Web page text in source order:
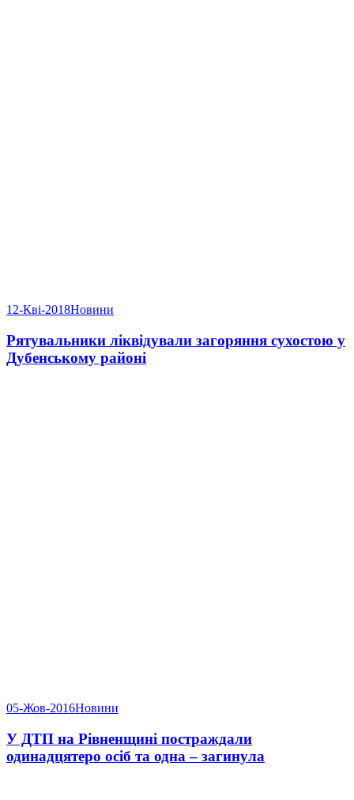
12-Кві-2018Новини
Рятувальники ліквідували загоряння сухостою у
Дубенському районі
05-Жов-2016Новини
У ДТП на Рівненщині постраждали
одинадцятеро осіб та одна – загинула